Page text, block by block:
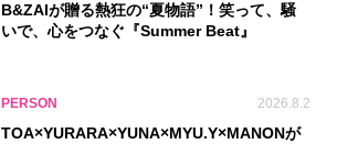
B&ZAIが贈る熱狂の“夏物語”！笑って、騒
いで、心をつなぐ『Summer Beat』
PERSON 2026.8.2
TOA×YURARA×YUNA×MYU.Y×MANONが